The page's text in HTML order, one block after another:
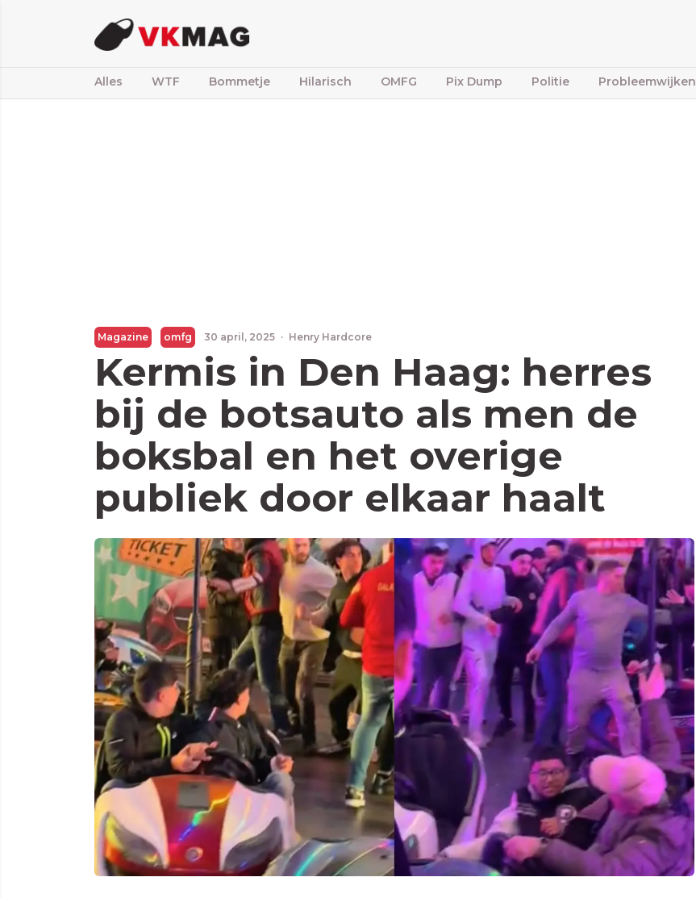
Alles WTF Bommetje Hilarisch OMFG Pix Dump Politie Probleemwijken
Magazine omfg 30 april, 2025 · Henry Hardcore
Kermis in Den Haag: herres
bij de botsauto als men de
boksbal en het overige
publiek door elkaar haalt